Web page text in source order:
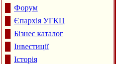
Форум
Єпархія УГКЦ
Бізнес каталог
Інвестиції
Історія